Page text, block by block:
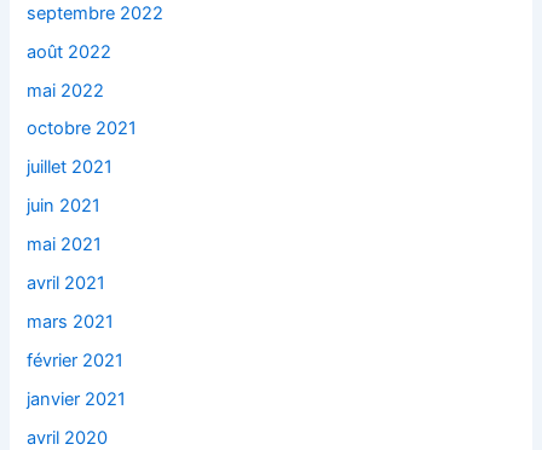
septembre 2022
août 2022
mai 2022
octobre 2021
juillet 2021
juin 2021
mai 2021
avril 2021
mars 2021
février 2021
janvier 2021
avril 2020